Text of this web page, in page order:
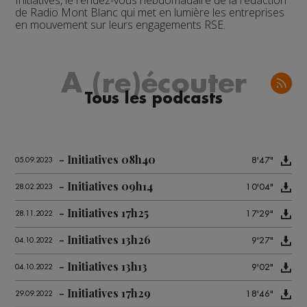
de Radio Mont Blanc qui met en lumière les entreprises
en mouvement sur leurs engagements RSE.
A (re)écouter
Tous les podcasts
05.09.2023 Initiatives 08h40 8'47"
28.02.2023 Initiatives 09h14 10'04"
28.11.2022 Initiatives 17h25 17'29"
04.10.2022 Initiatives 13h26 9'27"
04.10.2022 Initiatives 13h13 9'02"
29.09.2022 Initiatives 17h29 18'46"